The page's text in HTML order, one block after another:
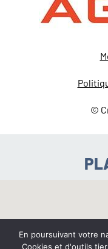
©
En poursuivant votre
Cookies et d'outils